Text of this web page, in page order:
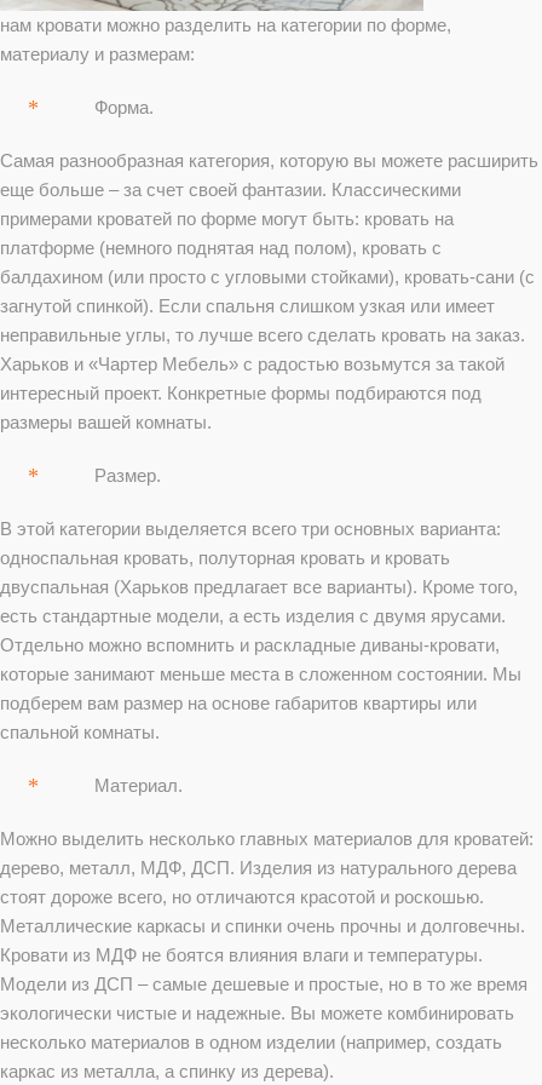
нам кровати можно разделить на категории по форме,
материалу и размерам:
Форма.
Самая разнообразная категория, которую вы можете расширить
еще больше – за счет своей фантазии. Классическими
примерами кроватей по форме могут быть: кровать на
платформе (немного поднятая над полом), кровать с
балдахином (или просто с угловыми стойками), кровать-сани (с
загнутой спинкой). Если спальня слишком узкая или имеет
неправильные углы, то лучше всего сделать кровать на заказ.
Харьков и «Чартер Мебель» с радостью возьмутся за такой
интересный проект. Конкретные формы подбираются под
размеры вашей комнаты.
Размер.
В этой категории выделяется всего три основных варианта:
односпальная кровать, полуторная кровать и кровать
двуспальная (Харьков предлагает все варианты). Кроме того,
есть стандартные модели, а есть изделия с двумя ярусами.
Отдельно можно вспомнить и раскладные диваны-кровати,
которые занимают меньше места в сложенном состоянии. Мы
подберем вам размер на основе габаритов квартиры или
спальной комнаты.
Материал.
Можно выделить несколько главных материалов для кроватей:
дерево, металл, МДФ, ДСП. Изделия из натурального дерева
стоят дороже всего, но отличаются красотой и роскошью.
Металлические каркасы и спинки очень прочны и долговечны.
Кровати из МДФ не боятся влияния влаги и температуры.
Модели из ДСП – самые дешевые и простые, но в то же время
экологически чистые и надежные. Вы можете комбинировать
несколько материалов в одном изделии (например, создать
каркас из металла, а спинку из дерева).